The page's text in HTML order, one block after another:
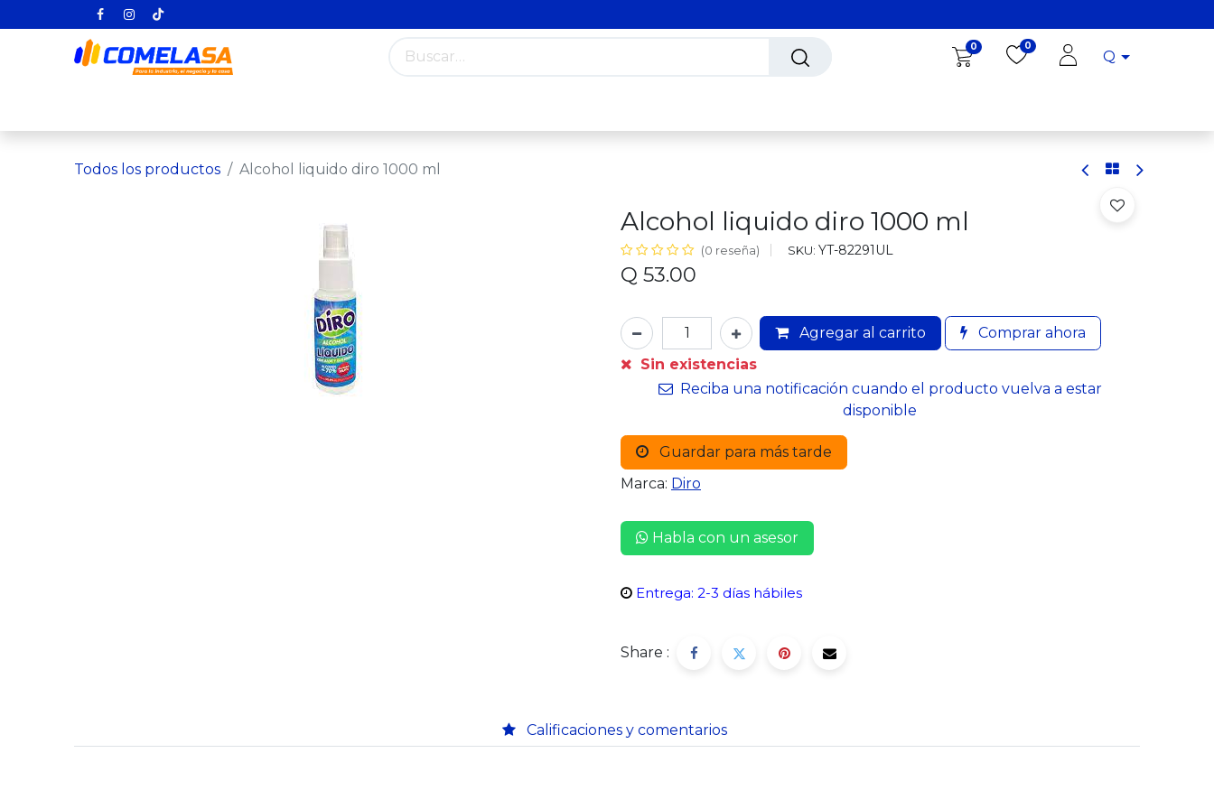
0 0
Q
Todos los productos Alcohol liquido diro 1000 ml
Alcohol liquido diro 1000 ml
(0 reseña) SKU: YT-82291UL
Q 53.00
Agregar al carrito
Comprar ahora
Sin existencias
Reciba una notificación cuando el producto vuelva a estar
disponible
Guardar para más tarde
Marca: Diro
Habla con un asesor
Entrega: 2-3 días hábiles
Share :
Calificaciones y comentarios